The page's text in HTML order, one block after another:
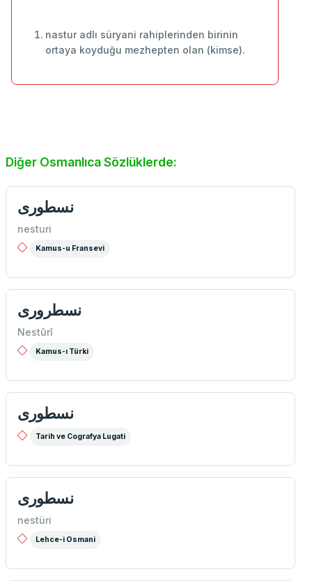
nastur adlı süryani rahiplerinden birinin
ortaya koyduğu mezhepten olan (kimse).
Diğer Osmanlıca Sözlüklerde:
نسطوری
nesturi
Kamus-u Fransevi
نسطروری
Nestûrî
Kamus-ı Türki
نسطوری
Tarih ve Cografya Lugati
نسطوری
nestüri
Lehce-i Osmani